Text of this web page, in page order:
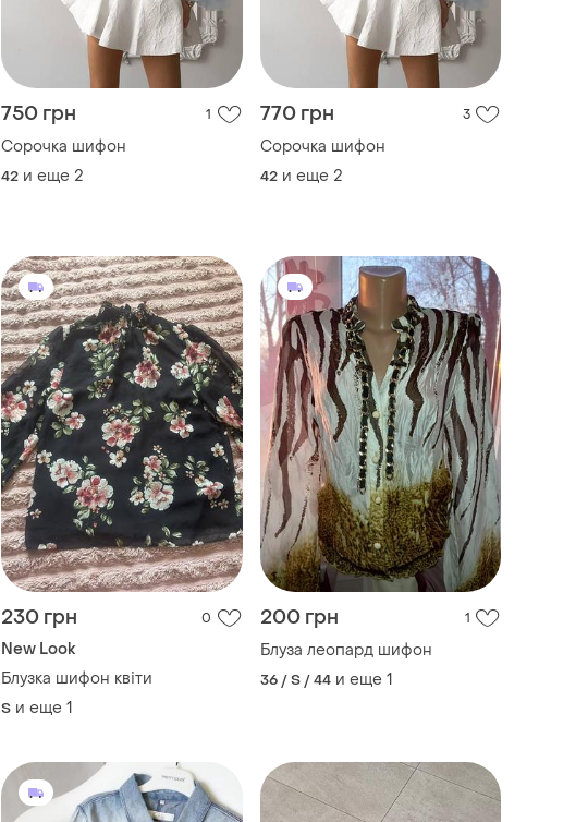
750 грн 1
Сорочка шифон
42 и еще 2
770 грн 3
Сорочка шифон
42 и еще 2
230 грн 0
New Look
Блузка шифон квіти
S и еще 1
200 грн 1
Блуза леопард шифон
36 / S / 44 и еще 1